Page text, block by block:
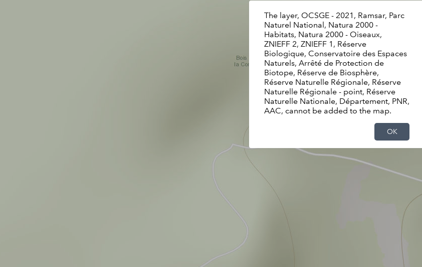
The layer, OCSGE - 2021, Ramsar, Parc
Naturel National, Natura 2000 -
Habitats, Natura 2000 - Oiseaux,
ZNIEFF 2, ZNIEFF 1, Réserve
Biologique, Conservatoire des Espaces
Naturels, Arrêté de Protection de
Biotope, Réserve de Biosphère,
Réserve Naturelle Régionale, Réserve
Naturelle Régionale - point, Réserve
Naturelle Nationale, Département, PNR,
AAC, cannot be added to the map.
OK